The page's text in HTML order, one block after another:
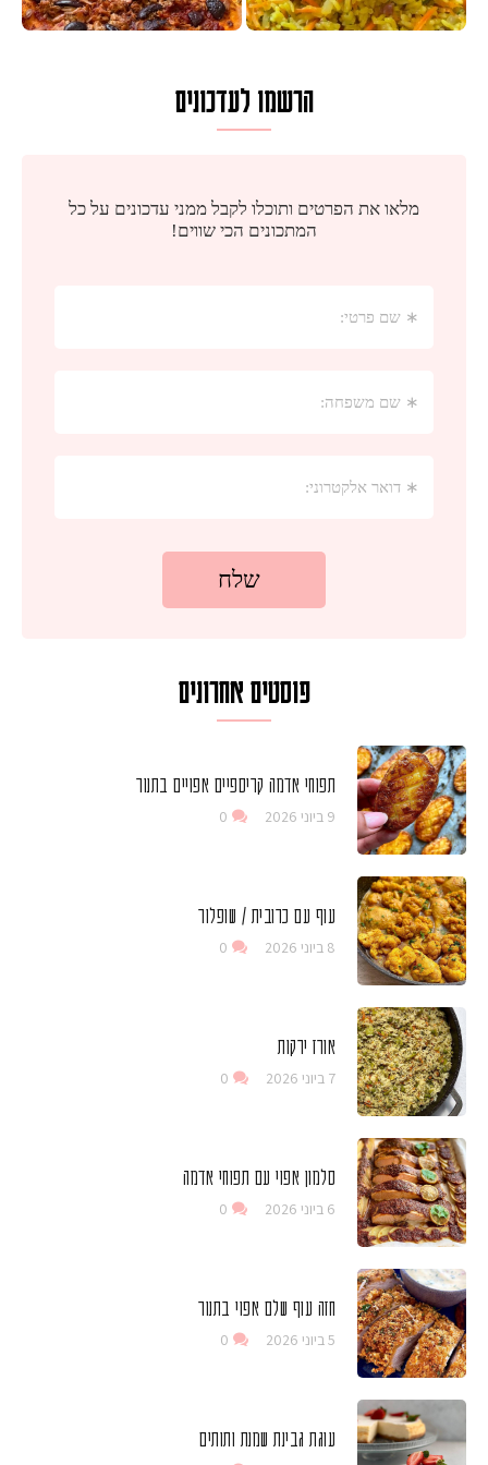
הרשמו לעדכונים
פוסטים אחרונים
תפוחי אדמה קריספיים אפויים בתנור
9 ביוני 2026 0
עוף עם כרובית / שופלור
8 ביוני 2026 0
אורז ירקות
7 ביוני 2026 0
סלמון אפוי עם תפוחי אדמה
6 ביוני 2026 0
חזה עוף שלם אפוי בתנור
5 ביוני 2026 0
עוגת גבינת שמנת ותותים